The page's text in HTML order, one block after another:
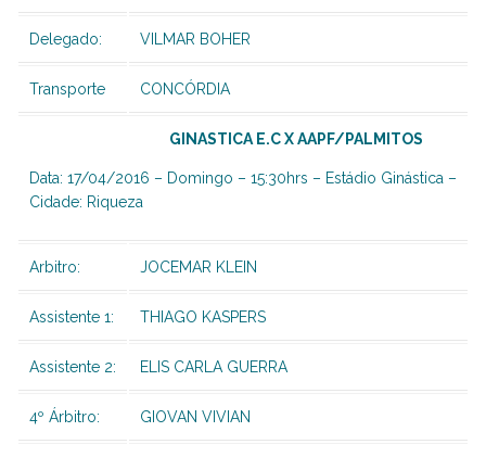
Delegado: VILMAR BOHER
Transporte CONCÓRDIA
GINASTICA E.C X AAPF/PALMITOS
Data: 17/04/2016 – Domingo – 15:30hrs – Estádio Ginástica –
Cidade: Riqueza
Arbitro: JOCEMAR KLEIN
Assistente 1: THIAGO KASPERS
Assistente 2: ELIS CARLA GUERRA
4º Árbitro: GIOVAN VIVIAN